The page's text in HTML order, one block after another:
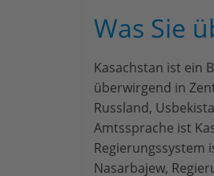
Was Sie
Kasachstan ist ein
überwirgend in
Russland,
Amtssprache ist
Regierungssystem
Nasarbajew,